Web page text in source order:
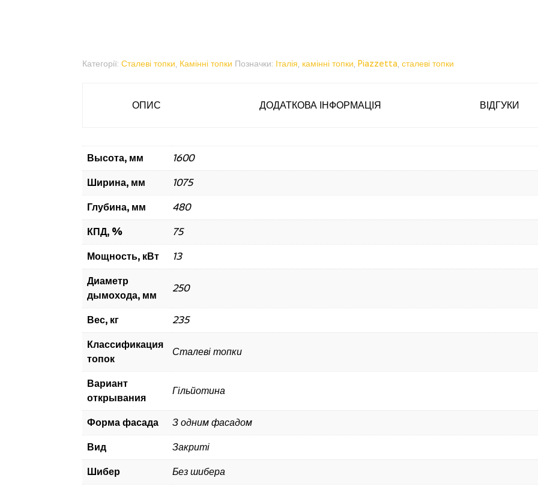
Категорії: Сталеві топки, Камінні топки Позначки: Італія, камінні топки, Piazzetta, сталеві топки
ОПИС ДОДАТКОВА ІНФОРМАЦІЯ ВІДГУКИ
Высота, мм 1600
Ширина, мм 1075
Глубина, мм 480
КПД, % 75
Мощность, кВт 13
Диаметр
дымохода, мм
250
Вес, кг 235
Классификация
топок
Сталеві топки
Вариант
открывания
Гільйотина
Форма фасада З одним фасадом
Вид Закриті
Шибер Без шибера